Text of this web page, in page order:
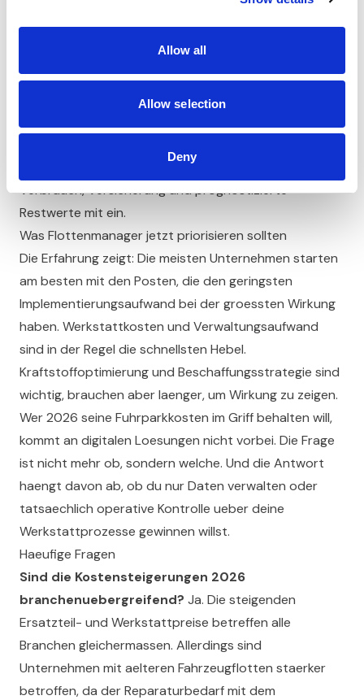
Allow all
Allow selection
Deny
Ob du dafuer RONYA, Vimcar oder eine andere
Loesung waehlst, ist zweitrangig. Hauptsache, du hast
die Zahlen. RONYAs Dashboard kombiniert allerdings
Werkstattkosten und Verwaltung in einer Ansicht, was
reine Softwareloesungen oft nicht bieten.
nicht der Leasingrate. Beziehe Wartungskosten,
Verbrauch, Versicherung und prognostizierte
Restwerte mit ein.
Was Flottenmanager jetzt priorisieren sollten
Die Erfahrung zeigt: Die meisten Unternehmen starten
am besten mit den Posten, die den geringsten
Implementierungsaufwand bei der groessten Wirkung
haben. Werkstattkosten und Verwaltungsaufwand
sind in der Regel die schnellsten Hebel.
Kraftstoffoptimierung und Beschaffungsstrategie sind
wichtig, brauchen aber laenger, um Wirkung zu zeigen.
Wer 2026 seine Fuhrparkkosten im Griff behalten will,
kommt an digitalen Loesungen nicht vorbei. Die Frage
ist nicht mehr ob, sondern welche. Und die Antwort
haengt davon ab, ob du nur Daten verwalten oder
tatsaechlich operative Kontrolle ueber deine
Werkstattprozesse gewinnen willst.
Haeufige Fragen
Sind die Kostensteigerungen 2026
branchenuebergreifend? Ja. Die steigenden
Ersatzteil- und Werkstattpreise betreffen alle
Branchen gleichermassen. Allerdings sind
Unternehmen mit aelteren Fahrzeugflotten staerker
betroffen, da der Reparaturbedarf mit dem